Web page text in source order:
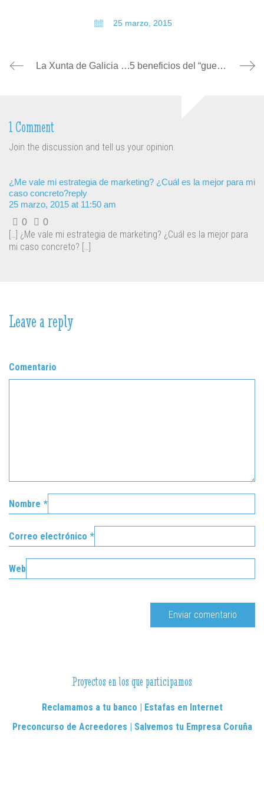
25 marzo, 2015
La Xunta de Galicia crea las ECCOM: certificarán las reformas de los locales comerciales 5 beneficios del “guest blogging” para pequeñas empresas
1 Comment
Join the discussion and tell us your opinion.
¿Me vale mi estrategia de marketing? ¿Cuál es la mejor para mi
caso concreto?reply
25 marzo, 2015 at 11:50 am
0
0
[…] ¿Me vale mi estrategia de marketing? ¿Cuál es la mejor para
mi caso concreto? […]
Leave a reply
Comentario
Nombre *
Correo electrónico *
Web
Proyectos en los que participamos
Reclamamos a tu banco | Estafas en Internet
Preconcurso de Acreedores | Salvemos tu Empresa Coruña